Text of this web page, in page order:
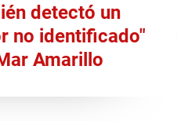
detectó un
no identificado"
Amarillo